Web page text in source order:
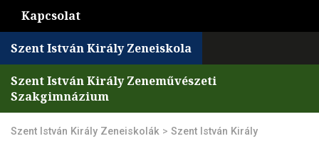
Kapcsolat
Szent István Király Zeneiskola
Szent István Király Zeneművészeti
Szakgimnázium
Szent István Király Zeneiskolák > Szent István Király